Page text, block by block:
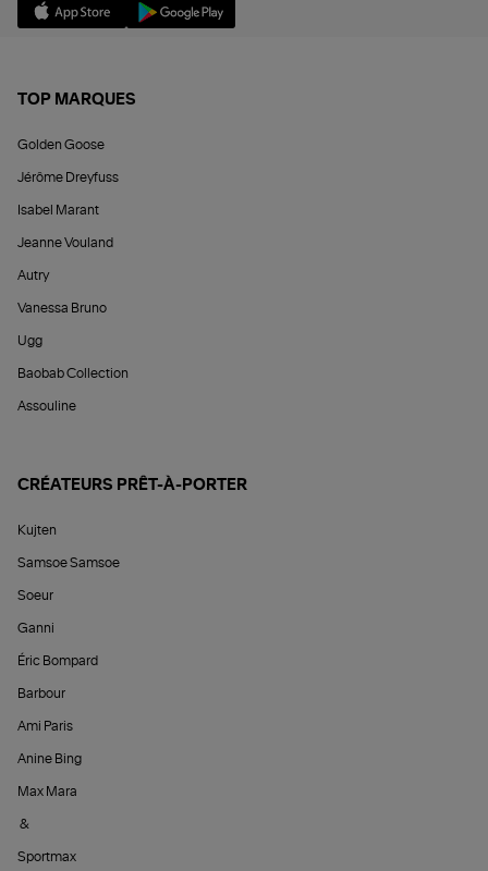
TOP MARQUES
Golden Goose
Jérôme Dreyfuss
Isabel Marant
Jeanne Vouland
Autry
Vanessa Bruno
Ugg
Baobab Collection
Assouline
CRÉATEURS PRÊT-À-PORTER
Kujten
Samsoe Samsoe
Soeur
Ganni
Éric Bompard
Barbour
Ami Paris
Anine Bing
Max Mara
&
Sportmax